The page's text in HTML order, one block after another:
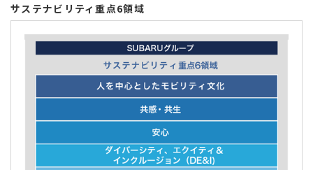
サステナビリティ重点6領域